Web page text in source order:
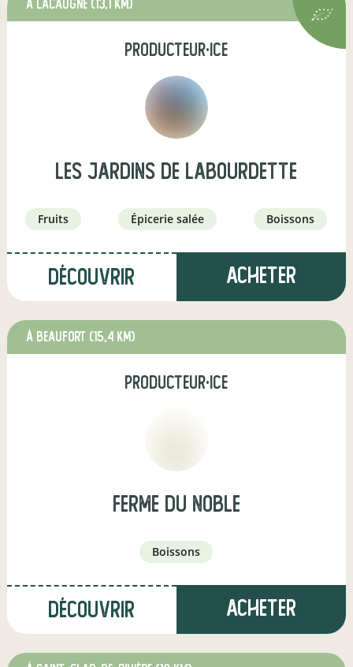
à Lacaugne (13,1 km)
producteur·ice
les jardins de labourdette
fruits épicerie salée boissons
Découvrir Acheter
à Beaufort (15,4 km)
producteur·ice
Ferme du Noble
boissons
Découvrir Acheter